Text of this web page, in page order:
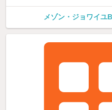
メゾン・ジョワイユ